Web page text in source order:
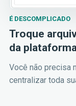
É DESCOMPLICADO
Troque
da
Você não precisa
centralizar toda